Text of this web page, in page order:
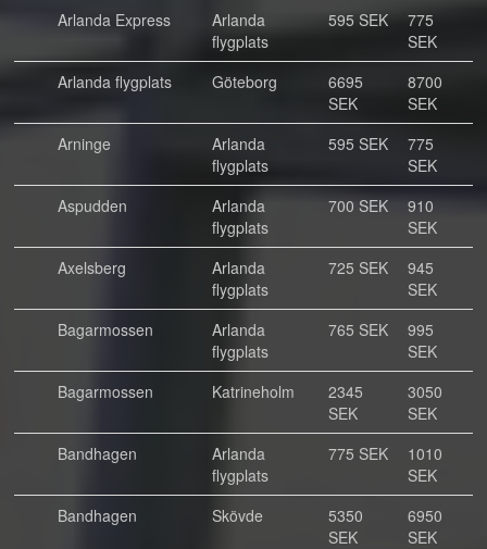
Arlanda Express
Arlanda
flygplats
595 SEK
775
SEK
Arlanda flygplats
Göteborg
6695
SEK
8700
SEK
Arninge
Arlanda
flygplats
595 SEK
775
SEK
Aspudden
Arlanda
flygplats
700 SEK
910
SEK
Axelsberg
Arlanda
flygplats
725 SEK
945
SEK
Bagarmossen
Arlanda
flygplats
765 SEK
995
SEK
Bagarmossen
Katrineholm
2345
SEK
3050
SEK
Bandhagen
Arlanda
flygplats
775 SEK
1010
SEK
Bandhagen
Skövde
5350
SEK
6950
SEK